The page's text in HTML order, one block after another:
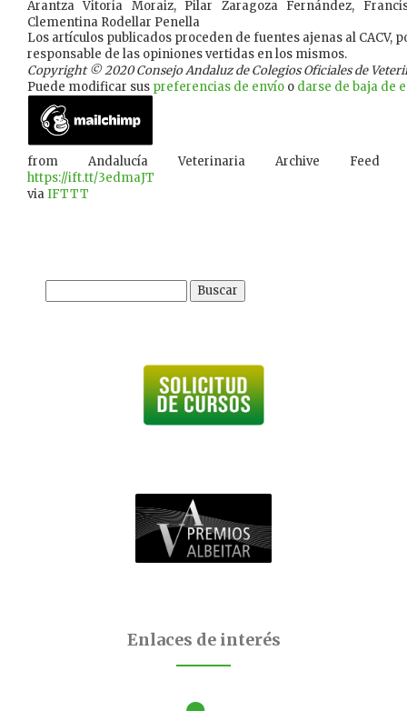
Arantza Vitoria Moraiz, Pilar Zaragoza Fernández,
Clementina Rodellar Penella
Los artículos publicados proceden de fuentes ajenas al CACV,
responsable de las opiniones vertidas en los mismos.
Copyright © 2020 Consejo Andaluz de Colegios Oficiales de
Puede modificar sus preferencias de envío o darse de baja de
from Andalucía Veterinaria Archive Feed
https://ift.tt/3edmaJT
viaIFTTT
Buscar:
Enlaces de interés